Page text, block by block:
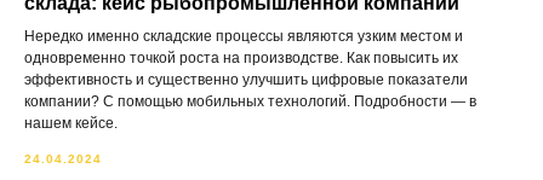
Нередко именно складские процессы являются узким местом и
одновременно точкой роста на производстве. Как повысить их
эффективность и существенно улучшить цифровые показатели
компании? С помощью мобильных технологий. Подробности — в
нашем кейсе.
24.04.2024